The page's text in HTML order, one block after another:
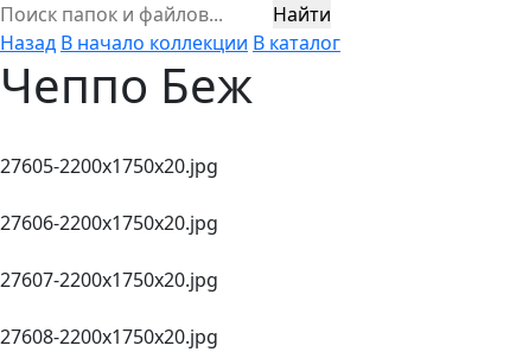
Найти
Назад В начало коллекции В каталог
Чеппо Беж
27605-2200х1750х20.jpg
27606-2200х1750х20.jpg
27607-2200х1750х20.jpg
27608-2200х1750х20.jpg